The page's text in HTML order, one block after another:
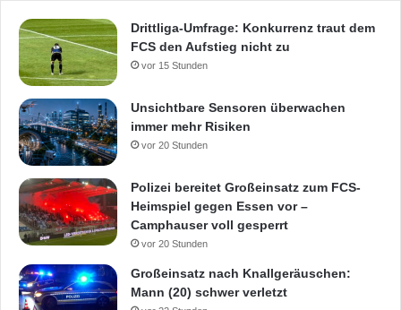
Drittliga-Umfrage: Konkurrenz traut dem
FCS den Aufstieg nicht zu
vor 15 Stunden
Unsichtbare Sensoren überwachen
immer mehr Risiken
vor 20 Stunden
Polizei bereitet Großeinsatz zum FCS-
Heimspiel gegen Essen vor –
Camphauser voll gesperrt
vor 20 Stunden
Großeinsatz nach Knallgeräuschen:
Mann (20) schwer verletzt